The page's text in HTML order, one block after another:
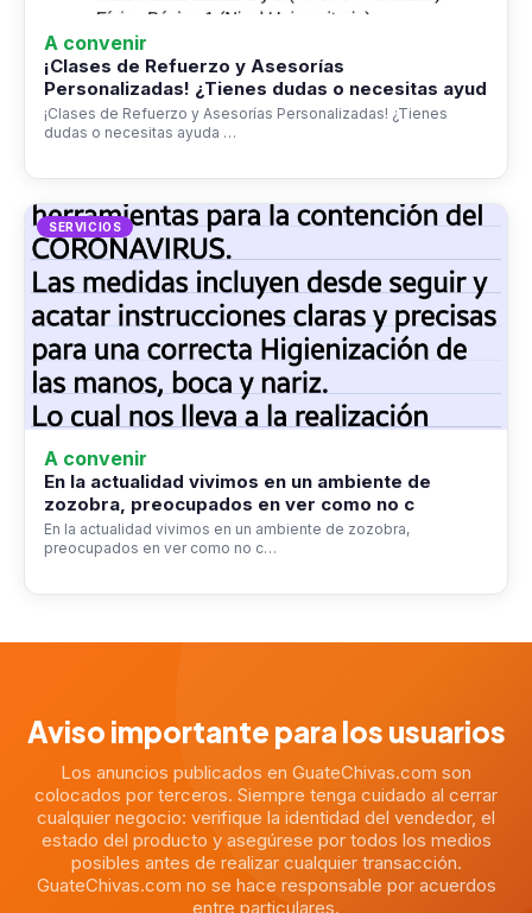
A convenir
¡Clases de Refuerzo y Asesorías
Personalizadas! ¿Tienes dudas o necesitas ayud
¡Clases de Refuerzo y Asesorías Personalizadas! ¿Tienes
dudas o necesitas ayuda …
SERVICIOS
A convenir
En la actualidad vivimos en un ambiente de
zozobra, preocupados en ver como no c
En la actualidad vivimos en un ambiente de zozobra,
preocupados en ver como no c…
Aviso importante para los usuarios
Los anuncios publicados en GuateChivas.com son
colocados por terceros. Siempre tenga cuidado al cerrar
cualquier negocio: verifique la identidad del vendedor, el
estado del producto y asegúrese por todos los medios
posibles antes de realizar cualquier transacción.
GuateChivas.com no se hace responsable por acuerdos
entre particulares.